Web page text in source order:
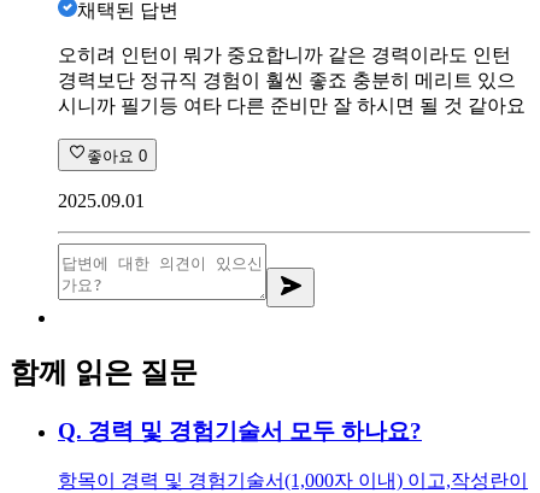
채택된 답변
오히려 인턴이 뭐가 중요합니까 같은 경력이라도 인턴
경력보단 정규직 경험이 훨씬 좋죠 충분히 메리트 있으
시니까 필기등 여타 다른 준비만 잘 하시면 될 것 같아요
좋아요 0
2025.09.01
함께 읽은 질문
Q. 경력 및 경험기술서 모두 하나요?
항목이 경력 및 경험기술서(1,000자 이내) 이고, ​ 작성란이